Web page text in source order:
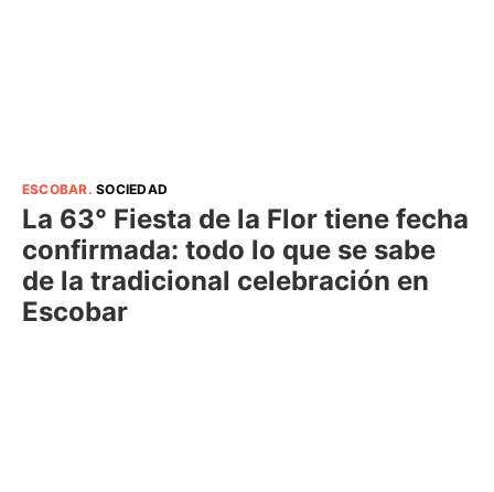
ESCOBAR.SOCIEDAD
La 63° Fiesta de la Flor tiene fecha
confirmada: todo lo que se sabe
de la tradicional celebración en
Escobar